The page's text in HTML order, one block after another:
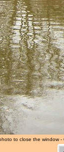
to close the window